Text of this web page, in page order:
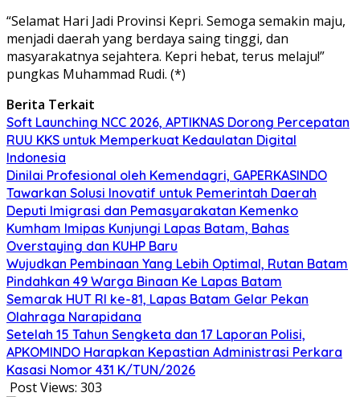
“Selamat Hari Jadi Provinsi Kepri. Semoga semakin maju,
menjadi daerah yang berdaya saing tinggi, dan
masyarakatnya sejahtera. Kepri hebat, terus melaju!”
pungkas Muhammad Rudi. (*)
Berita Terkait
Soft Launching NCC 2026, APTIKNAS Dorong Percepatan
RUU KKS untuk Memperkuat Kedaulatan Digital
Indonesia
Dinilai Profesional oleh Kemendagri, GAPERKASINDO
Tawarkan Solusi Inovatif untuk Pemerintah Daerah
Deputi Imigrasi dan Pemasyarakatan Kemenko
Kumham Imipas Kunjungi Lapas Batam, Bahas
Overstaying dan KUHP Baru
Wujudkan Pembinaan Yang Lebih Optimal, Rutan Batam
Pindahkan 49 Warga Binaan Ke Lapas Batam
Semarak HUT RI ke-81, Lapas Batam Gelar Pekan
Olahraga Narapidana
Setelah 15 Tahun Sengketa dan 17 Laporan Polisi,
APKOMINDO Harapkan Kepastian Administrasi Perkara
Kasasi Nomor 431 K/TUN/2026
Post Views: 303